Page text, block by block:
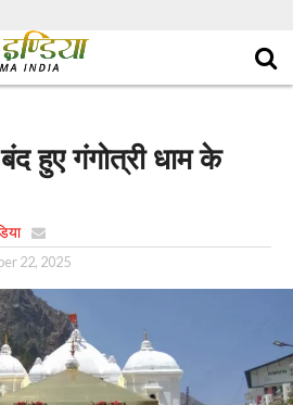
हुए गंगोत्री धाम के
22, 2025